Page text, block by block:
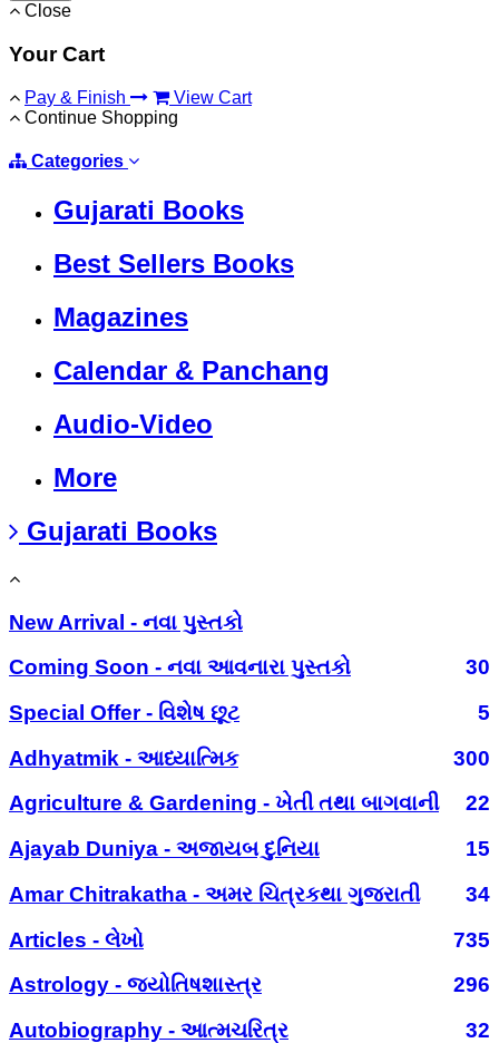
Close
Your Cart
Pay & Finish
View Cart
Continue Shopping
Categories
Gujarati Books
Best Sellers Books
Magazines
Calendar & Panchang
Audio-Video
More
Gujarati Books
New Arrival - નવા પુસ્તકો
Coming Soon - નવા આવનારા પુસ્તકો
30
Special Offer - વિશેષ છૂટ
5
Adhyatmik - આધ્યાત્મિક
300
Agriculture & Gardening - ખેતી તથા બાગવાની
22
Ajayab Duniya - અજાયબ દુનિયા
15
Amar Chitrakatha - અમર ચિત્રકથા ગુજરાતી
34
Articles - લેખો
735
Astrology - જ્યોતિષશાસ્ત્ર
296
Autobiography - આત્મચરિત્ર
32